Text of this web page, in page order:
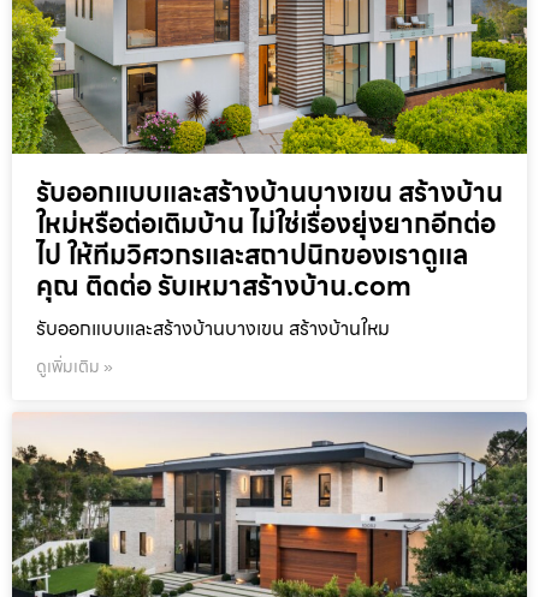
รับออกแบบและสร้างบ้านบางเขน สร้างบ้าน
ใหม่หรือต่อเติมบ้าน ไม่ใช่เรื่องยุ่งยากอีกต่อ
ไป ให้ทีมวิศวกรและสถาปนิกของเราดูแล
คุณ ติดต่อ รับเหมาสร้างบ้าน.com
รับออกแบบและสร้างบ้านบางเขน สร้างบ้านใหม
ดูเพิ่มเติม »